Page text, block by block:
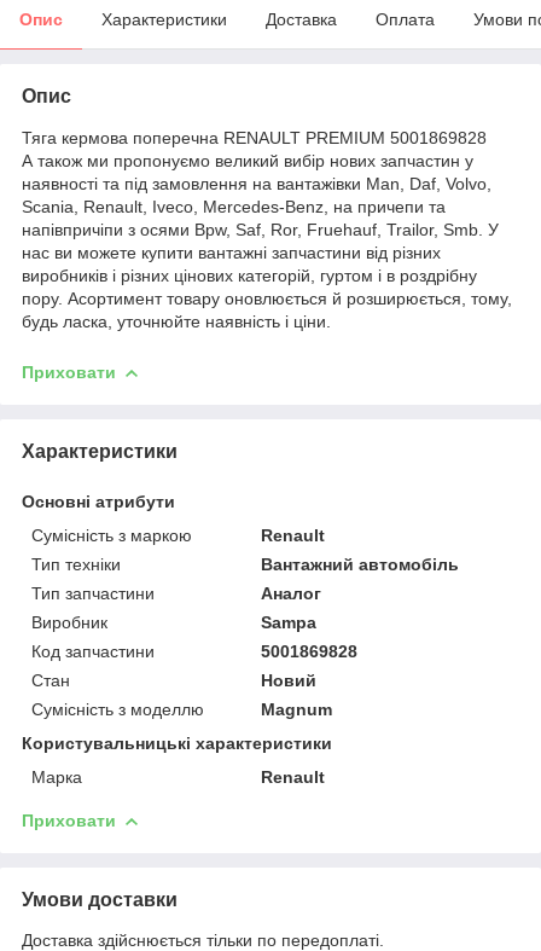
Опис Характеристики Доставка Оплата Умови
Опис
Тяга кермова поперечна RENAULT PREMIUM 5001869828
А також ми пропонуємо великий вибір нових запчастин у
наявності та під замовлення на вантажівки Man, Daf, Volvo,
Scania, Renault, Iveco, Mercedes-Benz, на причепи та
напівпричіпи з осями Bpw, Saf, Ror, Fruehauf, Trailor, Smb. У
нас ви можете купити вантажні запчастини від різних
виробників і різних цінових категорій, гуртом і в роздрібну
пору. Асортимент товару оновлюється й розширюється, тому,
будь ласка, уточнюйте наявність і ціни.
Приховати
Характеристики
Основні атрибути
Сумісність з маркою
Renault
Тип техніки
Вантажний автомобіль
Тип запчастини
Аналог
Виробник
Sampa
Код запчастини
5001869828
Стан
Новий
Сумісність з моделлю
Magnum
Користувальницькі характеристики
Марка
Renault
Приховати
Умови доставки
Доставка здійснюється тільки по передоплаті.